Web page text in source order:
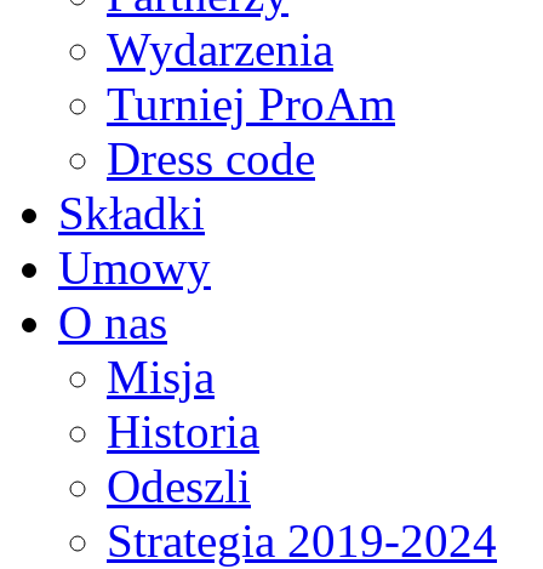
Wydarzenia
Turniej ProAm
Dress code
Składki
Umowy
O nas
Misja
Historia
Odeszli
Strategia 2019-2024